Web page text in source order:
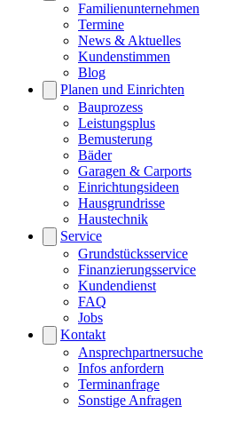
Familienunternehmen
Termine
News & Aktuelles
Kundenstimmen
Blog
Planen und Einrichten
Bauprozess
Leistungsplus
Bemusterung
Bäder
Garagen & Carports
Einrichtungsideen
Hausgrundrisse
Haustechnik
Service
Grundstücksservice
Finanzierungsservice
Kundendienst
FAQ
Jobs
Kontakt
Ansprechpartnersuche
Infos anfordern
Terminanfrage
Sonstige Anfragen